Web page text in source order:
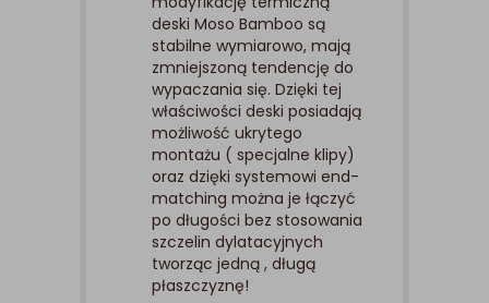
deski Moso Bamboo są
stabilne wymiarowo, mają
zmniejszoną tendencję do
wypaczania się. Dzięki tej
właściwości deski posiadają
możliwość ukrytego
montażu ( specjalne klipy)
oraz dzięki systemowi end-
matching można je łączyć
po długości bez stosowania
szczelin dylatacyjnych
tworząc jedną , długą
płaszczyznę!